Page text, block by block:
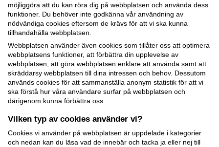
möjliggöra att du kan röra dig på webbplatsen och använda dess
funktioner. Du behöver inte godkänna vår användning av
nödvändiga cookies eftersom de krävs för att vi ska kunna
tillhandahålla webbplatsen.
Webbplatsen använder även cookies som tillåter oss att optimera
webbplatsens funktioner, att förbättra din upplevelse av
webbplatsen, att göra webbplatsen enklare att använda samt att
skräddarsy webbplatsen till dina intressen och behov. Dessutom
används cookies för att sammanställa anonym statistik för att vi
ska förstå hur våra användare surfar på webbplatsen och
därigenom kunna förbättra oss.
Vilken typ av cookies använder vi?
Cookies vi använder på webbplatsen är uppdelade i kategorier
och nedan kan du läsa vad de innebär och tacka ja eller nej till